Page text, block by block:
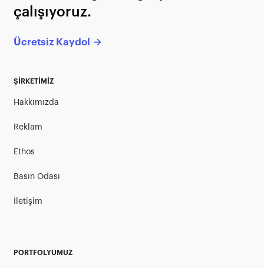
çalışıyoruz.
Ücretsiz Kaydol →
ŞİRKETİMİZ
Hakkımızda
Reklam
Ethos
Basın Odası
İletişim
PORTFOLYUMUZ